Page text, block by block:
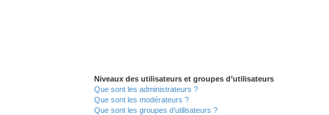
Niveaux des utilisateurs et groupes d’utilisateurs
Que sont les administrateurs ?
Que sont les modérateurs ?
Que sont les groupes d’utilisateurs ?